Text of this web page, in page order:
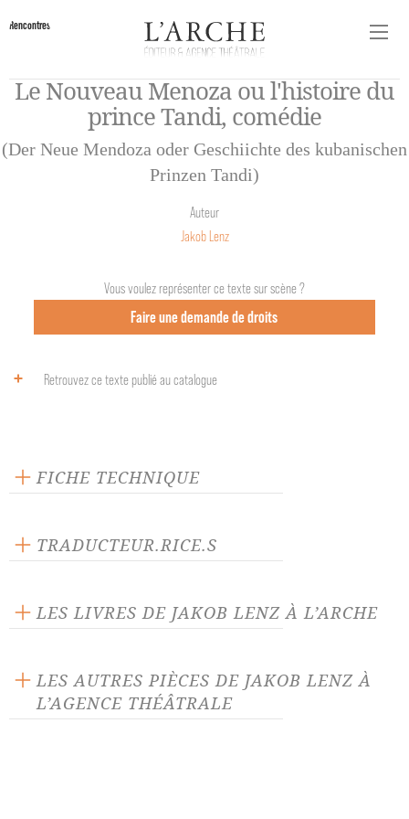
Rencontres
Le Nouveau Menoza ou l'histoire du
prince Tandi, comédie
(Der Neue Mendoza oder Geschiichte des kubanischen
Prinzen Tandi)
Auteur
Jakob Lenz
Vous voulez représenter ce texte sur scène ?
Faire une demande de droits
Retrouvez ce texte publié au catalogue
FICHE TECHNIQUE
Langue source : allemand
Nombre de personnages masculins : 6
TRADUCTEUR.RICE.S
Joël Lefebvre
LES LIVRES DE JAKOB LENZ À L’ARCHE
LES AUTRES PIÈCES DE JAKOB LENZ À
L’AGENCE THÉÂTRALE